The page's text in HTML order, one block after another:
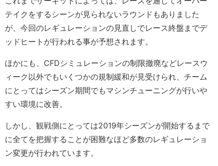
テイクをするシーンが見られないラウンドもありました
が、今回のレギュレーションの見直しでレース終盤までデ
ッドヒートが行われる事が予想されます。
ほかにも、CFDシミュレーションの制限撤廃などレースウ
ィーク以外でもいくつかの規制緩和が見受けられ、チーム
にとってはシーズン期間でもマシンチューニングが行いや
すい環境に改善。
しかし、観戦側にとっては2019年シーズンが開始するまで
に全てを把握することが困難なほど多数のレギュレーショ
ン変更が行われています。